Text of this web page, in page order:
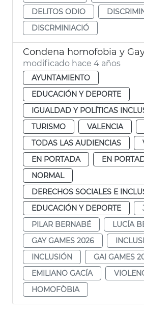
DELITOS ODIO
DISCRMINIACIÓ
Condena homofobia y
modificado hace 4 años
AYUNTAMIENTO
EDUCACIÓN Y DEPORTE
IGUALDAD Y POLÍTICAS
TURISMO
VALENCIA
TODAS LAS AUDIENCIAS
EN PORTADA
EN
NORMAL
DERECHOS SOCIALES E
EDUCACIÓN Y DEPORTE
PILAR BERNABÉ
LUCÍA
GAY GAMES 2026
INCLUSIÓN
GAI GAMES
EMILIANO GACÍA
HOMOFÒBIA